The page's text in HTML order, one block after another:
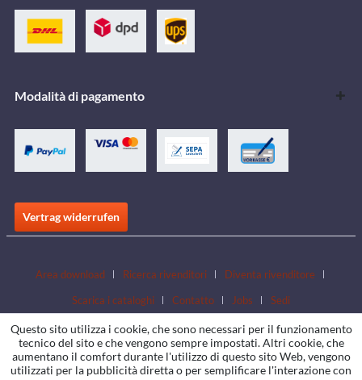
Modalità di pagamento
Vertrag widerrufen
Area download Ricerca rivenditori
Diventa rivenditore
Scarica i cataloghi
Contatto Jobs Sedi
Questo sito utilizza i cookie, che sono necessari per il funzionamento
tecnico del sito e che vengono sempre impostati. Altri cookie, che
aumentano il comfort durante l'utilizzo di questo sito Web, vengono
utilizzati per la pubblicità diretta o per semplificare l'interazione con